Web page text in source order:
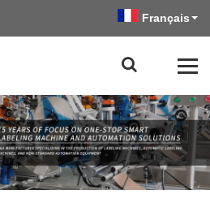
Français